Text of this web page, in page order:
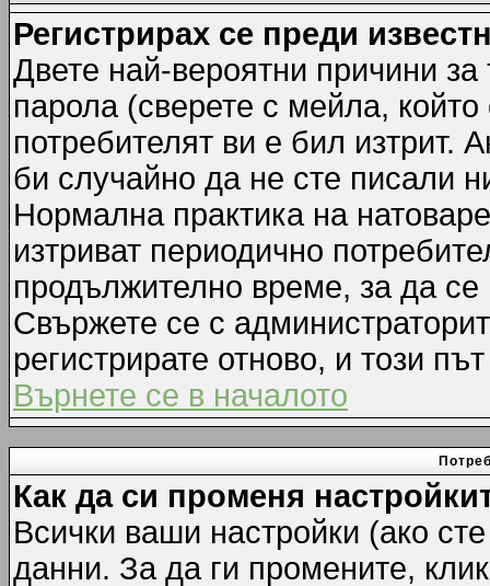
Регистрирах се преди
Двете най-вероятни причини
парола (сверете с мейла,
потребителят ви е бил изтрит.
би случайно да не сте писали
Нормална практика на
изтриват периодично
продължително време, за да
Свържете се с
регистрирате отново, и този
Върнете се в началото
Как да си променя
Всички ваши настройки (ако
данни. За да ги промените,